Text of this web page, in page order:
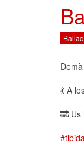
💃 A
🔜 Us